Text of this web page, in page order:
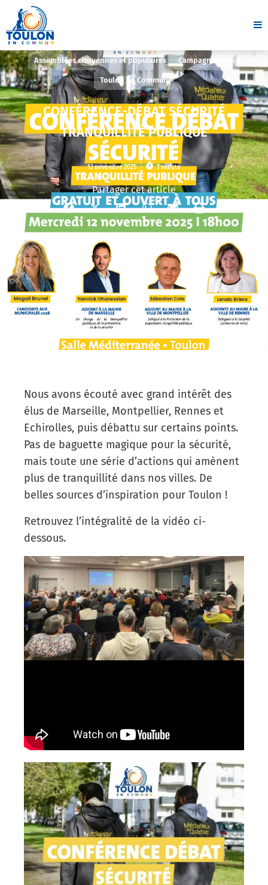
Assemblées citoyennes et populaires Campagne 2026
Toulon en Commun
CONFÉRENCE-DÉBAT SÉCURITÉ
TRANQUILLITÉ PUBLIQUE
12 novembre 2025 1 minute
Partager cet article
Nous avons écouté avec grand intérêt des
élus de Marseille, Montpellier, Rennes et
Echirolles, puis débattu sur certains points.
Pas de baguette magique pour la sécurité,
mais toute une série d’actions qui amènent
plus de tranquillité dans nos villes. De
belles sources d’inspiration pour Toulon !
Retrouvez l’intégralité de la vidéo ci-
dessous.